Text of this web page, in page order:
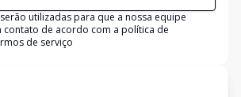
utilizadas para que a nossa equipe
contato de acordo com a política de
de serviço